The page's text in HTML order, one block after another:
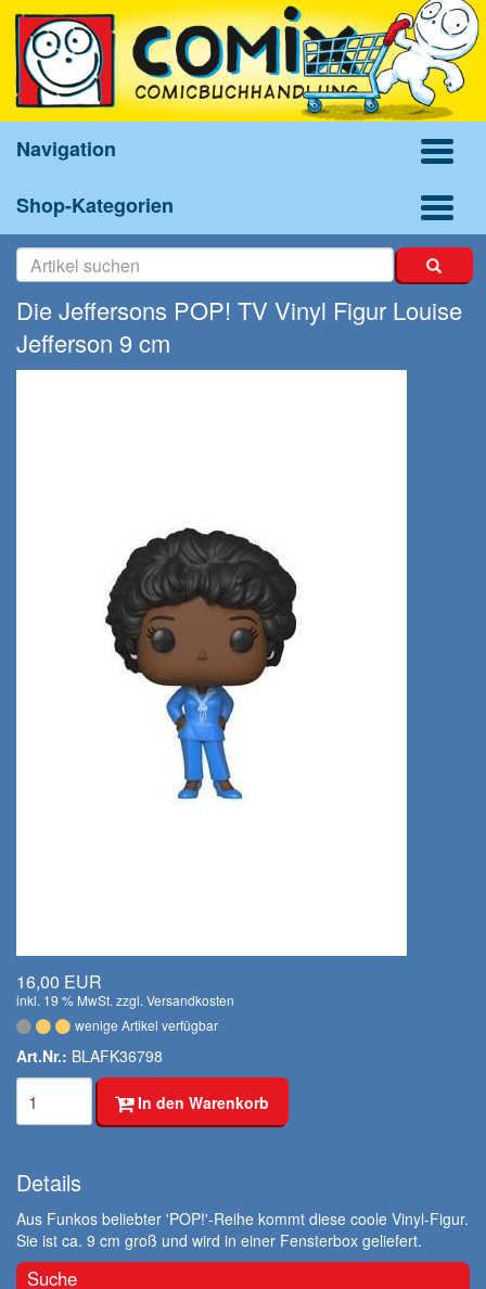
Navigation
Shop-Kategorien
Die Jeffersons POP! TV Vinyl Figur Louise
Jefferson 9 cm
16,00 EUR
inkl. 19 % MwSt. zzgl. Versandkosten
wenige Artikel verfügbar
Art.Nr.: BLAFK36798
In den Warenkorb
Details
Aus Funkos beliebter 'POP!'-Reihe kommt diese coole Vinyl-Figur.
Sie ist ca. 9 cm groß und wird in einer Fensterbox geliefert.
Suche